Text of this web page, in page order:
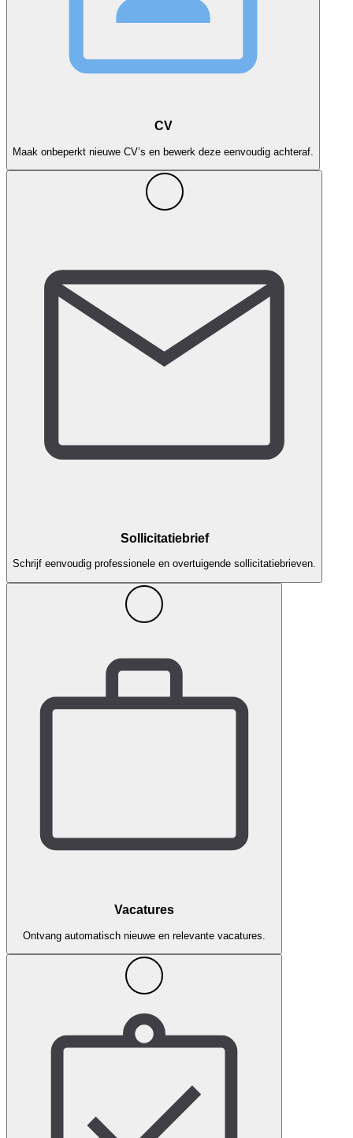
CV
Maak onbeperkt nieuwe CV’s en bewerk deze eenvoudig achteraf.
Sollicitatiebrief
Schrijf eenvoudig professionele en overtuigende sollicitatiebrieven.
Vacatures
Ontvang automatisch nieuwe en relevante vacatures.